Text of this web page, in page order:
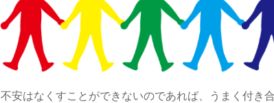
不安はなくすことができないのであれば、うまく付き